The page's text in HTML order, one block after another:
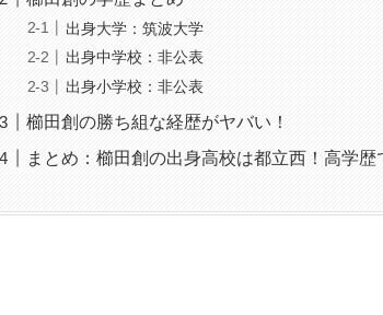
出身大学：筑波大学
出身中学校：非公表
出身小学校：非公表
櫛田創の勝ち組な経歴がヤバい！
まとめ：櫛田創の出身高校は都立西！高学歴